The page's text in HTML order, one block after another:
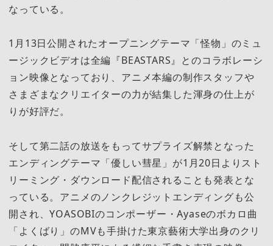
なっている。
1月13日公開されたオープニングテーマ「怪物」のミュ
ージックビデオは全編『BEASTARS』とのコラボレーシ
ョン映像となっており、アニメ本編の制作スタッフや
さまざまなクリエイターの力が結集した渾身の仕上が
りが好評だ。
そして第二話の放送をもってサプライズ解禁となった
エンディングテーマ「優しい彗星」が1月20日よりスト
リーミング・ダウンロード配信されることも発表とな
っている。アニメのノンクレジットエンディングも公
開され、YOASOBIのコンポーザー・Ayaseのボカロ曲
「よくばり」のMVも手掛けた東京藝術大学出身のクリ